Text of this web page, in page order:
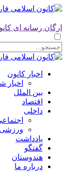
ارگان رسانه ای
اخبار کانون
اخبار
بین الملل
اقتصاد
داخلی
ورزشی
یادداشت
گفتگو
هندوستان
درباره ما